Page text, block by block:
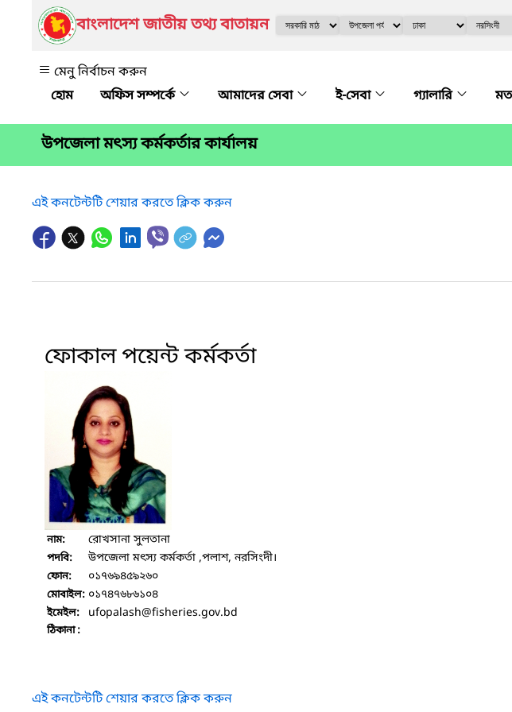
বাংলাদেশ জাতীয় তথ্য বাতায়ন
মেনু নির্বাচন করুন
অফিস সম্পর্কে
আমাদের সেবা ই-সেবা গ্যালারি
উপজেলা মৎস্য কর্মকর্তার কার্যালয়
এই কনটেন্টটি শেয়ার করতে ক্লিক করুন
ফোকাল পয়েন্ট কর্মকর্তা
নাম: রোখসানা সুলতানা
পদবি: উপজেলা মৎস্য কর্মকর্তা ,পলাশ, নরসিংদী।
ফোন: ০১৭৬৯৪৫৯২৬০
মোবাইল: ০১৭৪৭৬৮৬১০৪
ইমেইল: ufopalash@fisheries.gov.bd
ঠিকানা :
এই কনটেন্টটি শেয়ার করতে ক্লিক করুন